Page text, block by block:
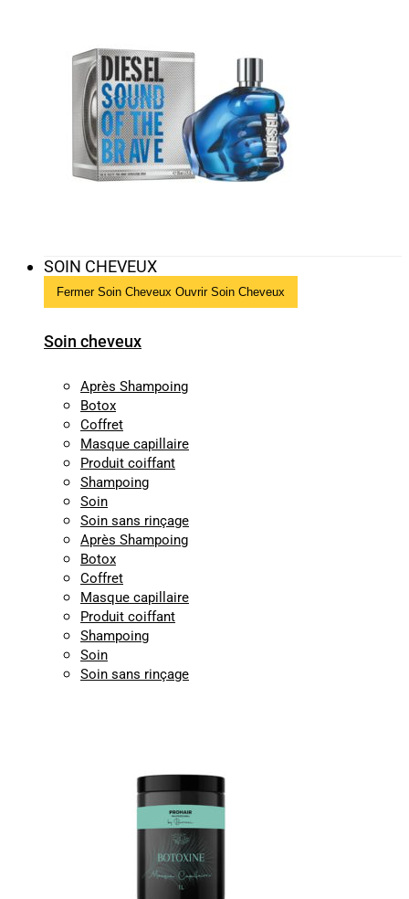
SOIN CHEVEUX
Fermer Soin Cheveux Ouvrir Soin Cheveux
Soin cheveux
Après Shampoing
Botox
Coffret
Masque capillaire
Produit coiffant
Shampoing
Soin
Soin sans rinçage
Après Shampoing
Botox
Coffret
Masque capillaire
Produit coiffant
Shampoing
Soin
Soin sans rinçage